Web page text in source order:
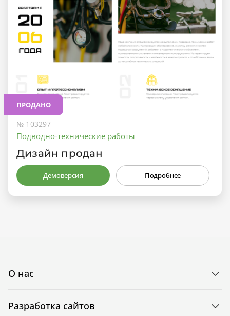
ПРОДАНО
№ 103297
Подводно-технические работы
Дизайн продан
Демоверсия Подробнее
О нас
Разработка сайтов